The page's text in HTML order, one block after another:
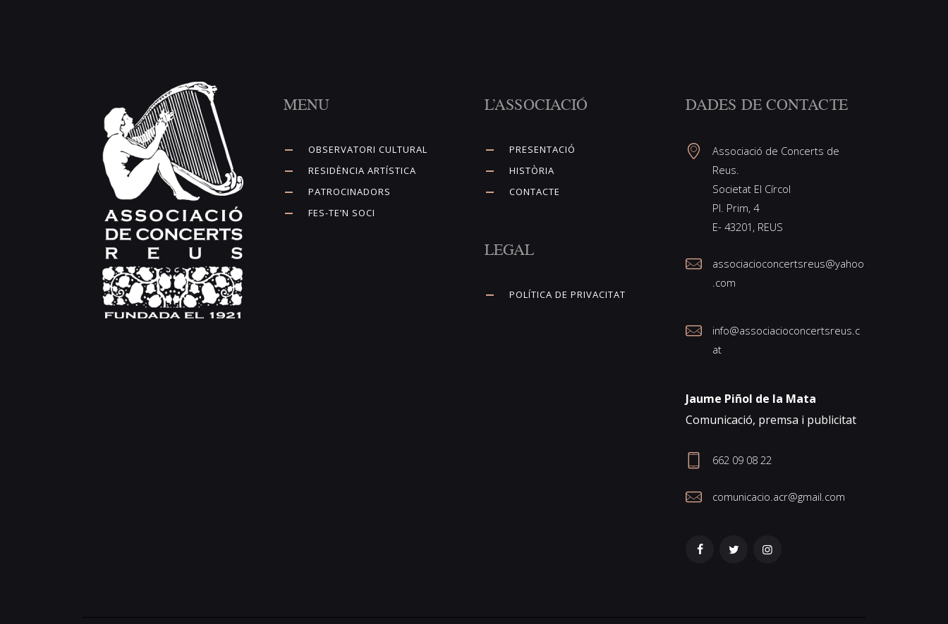
MENU
OBSERVATORI CULTURAL
RESIDÈNCIA ARTÍSTICA
PATROCINADORS
FES-TE’N SOCI
L’ASSOCIACIÓ
PRESENTACIÓ
HISTÒRIA
CONTACTE
LEGAL
POLÍTICA DE PRIVACITAT
DADES DE CONTACTE
Associació de Concerts de
Reus.
Societat El Círcol
Pl. Prim, 4
E- 43201, REUS
associacioconcertsreus@yahoo
.com
info@associacioconcertsreus.c
at
Jaume Piñol de la Mata
Comunicació, premsa i publicitat
662 09 08 22
comunicacio.acr@gmail.com